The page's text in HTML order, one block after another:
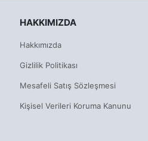
HAKKIMIZDA
Hakkımızda
Gizlilik Politikası
Mesafeli Satış Sözleşmesi
Kişisel Verileri Koruma Kanunu